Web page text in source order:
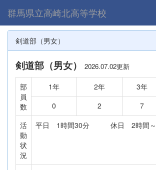
群馬県立高崎北高等学校
剣道部（男女）
剣道部（男女） 2026.07.02更新
部
員
数
1年 2年 3年
0
2 7
活
動
状
況
平日 1時間30分 休日 2時間～